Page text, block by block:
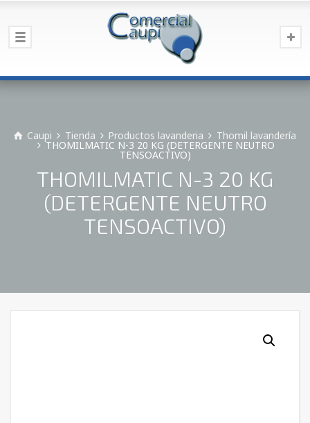
Caupi Tienda Productos lavanderia Thomil lavandería
THOMILMATIC N-3 20 KG (DETERGENTE NEUTRO
TENSOACTIVO)
THOMILMATIC N-3 20 KG
(DETERGENTE NEUTRO
TENSOACTIVO)